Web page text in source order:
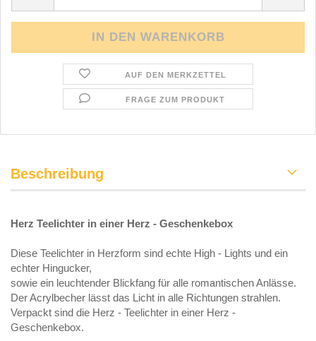
AUF DEN MERKZETTEL
FRAGE ZUM PRODUKT
Beschreibung
Herz Teelichter in einer Herz - Geschenkebox
Diese Teelichter in Herzform sind echte High - Lights und ein
echter Hingucker,
sowie ein leuchtender Blickfang für alle romantischen Anlässe.
Der Acrylbecher lässt das Licht in alle Richtungen strahlen.
Verpackt sind die Herz - Teelichter in einer Herz -
Geschenkebox.